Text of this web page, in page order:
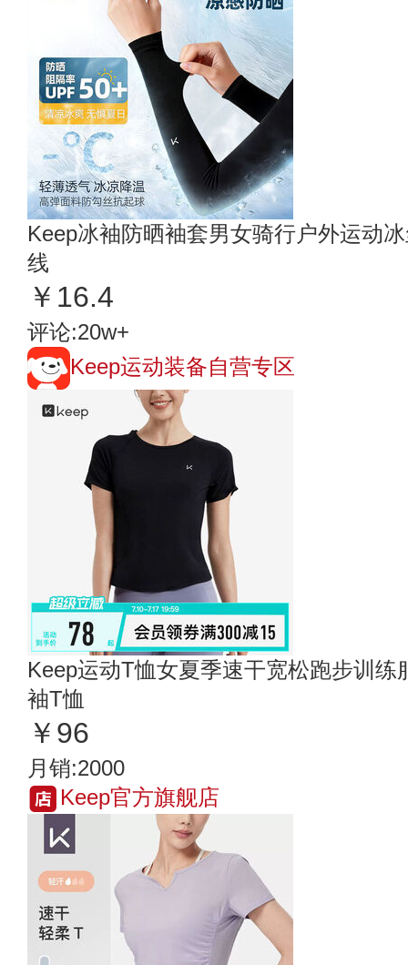
Keep冰袖防晒袖套男女骑行户外运动
线
￥16.4
评论:20w+
Keep运动装备自营专区
Keep运动T恤女夏季速干宽松跑步训
袖T恤
￥96
月销:2000
Keep官方旗舰店